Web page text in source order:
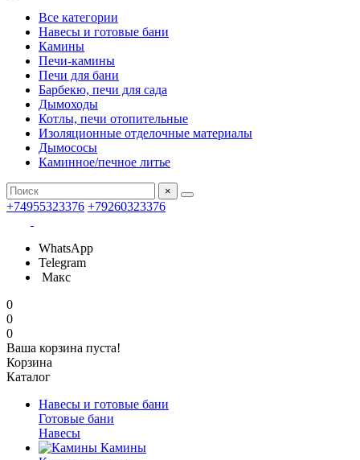
Все категории
Навесы и готовые бани
Камины
Печи-камины
Печи для бани
Барбекю, печи для сада
Дымоходы
Котлы, печи отопительные
Изоляционные отделочные материалы
Дымососы
Каминное/печное литье
×
+74955323376 +79260323376
WhatsApp
Telegram
Макс
0
0
0
Ваша корзина пуста!
Корзина
Каталог
Навесы и готовые бани
Готовые бани
Навесы
Камины